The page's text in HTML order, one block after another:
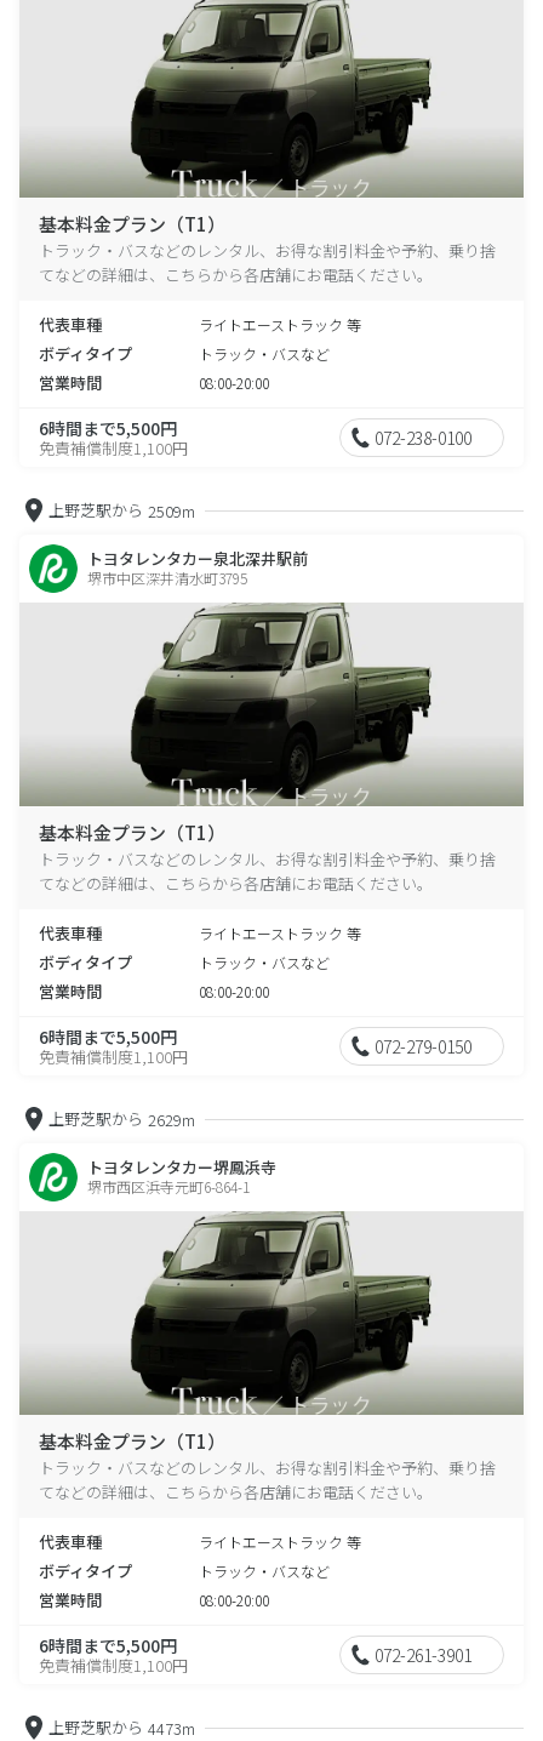
基本料金プラン（T1）
トラック・バスなどのレンタル、お得な割引料金や予約、乗り捨
てなどの詳細は、こちらから各店舗にお電話ください。
代表車種 ライトエーストラック 等
ボディタイプ トラック・バスなど
営業時間 08:00-20:00
6時間まで5,500円
免責補償制度1,100円 072-238-0100
上野芝駅から 2509m
トヨタレンタカー泉北深井駅前
堺市中区深井清水町3795
基本料金プラン（T1）
トラック・バスなどのレンタル、お得な割引料金や予約、乗り捨
てなどの詳細は、こちらから各店舗にお電話ください。
代表車種 ライトエーストラック 等
ボディタイプ トラック・バスなど
営業時間 08:00-20:00
6時間まで5,500円
免責補償制度1,100円 072-279-0150
上野芝駅から 2629m
トヨタレンタカー堺鳳浜寺
堺市西区浜寺元町6-864-1
基本料金プラン（T1）
トラック・バスなどのレンタル、お得な割引料金や予約、乗り捨
てなどの詳細は、こちらから各店舗にお電話ください。
代表車種 ライトエーストラック 等
ボディタイプ トラック・バスなど
営業時間 08:00-20:00
6時間まで5,500円
免責補償制度1,100円 072-261-3901
上野芝駅から 4473m